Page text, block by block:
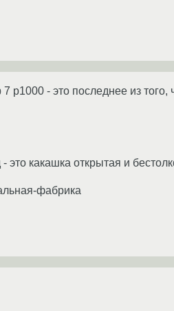
p1000 - это последнее из
это какашка открытая и
фабрика